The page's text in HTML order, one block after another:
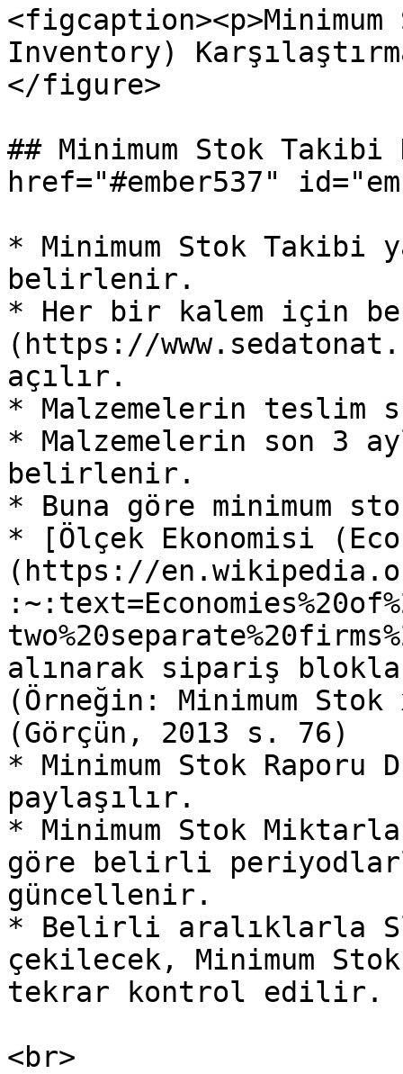
Inventory)
</figure>
## Minimum Stok
href="#ember537"
* Minimum Stok Takibi
belirlenir.
* Her bir kalem için
(https://
açılır.
* Malzemelerin
* Malzemelerin son 3
belirlenir.
* Buna göre minimum
* [Ölçek Ekonomisi
(https://
alınarak sipariş
(Örneğin: Minimum
(Görçün, 2013 s. 76)
* Minimum Stok
paylaşılır.
* Minimum Stok
göre belirli
güncellenir.
* Belirli aralıklarla
çekilecek, Minimum
tekrar kontrol edilir.
<br>